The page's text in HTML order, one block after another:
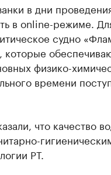
в дни
в online-режиме.
судно
физико-
времени
что качество
РТ.